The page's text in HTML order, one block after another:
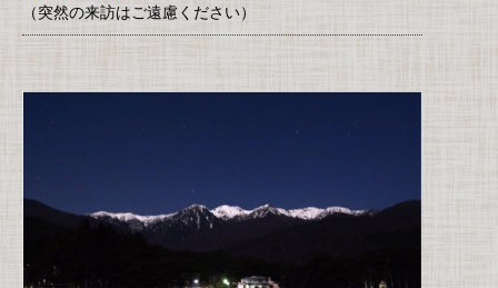
（突然の来訪はご遠慮ください）